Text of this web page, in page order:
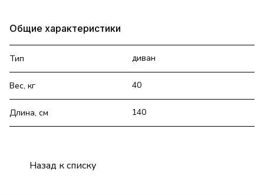
Общие характеристики
Тип диван
Вес, кг 40
Длина, см 140
Назад к списку